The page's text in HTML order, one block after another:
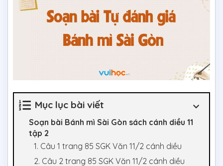
Mục lục bài viết
Soạn bài Bánh mì Sài Gòn sách cánh diều 11
tập 2
1. Câu 1 trang 85 SGK Văn 11/2 cánh diều
2. Câu 2 trang 85 SGK Văn 11/2 cánh diều